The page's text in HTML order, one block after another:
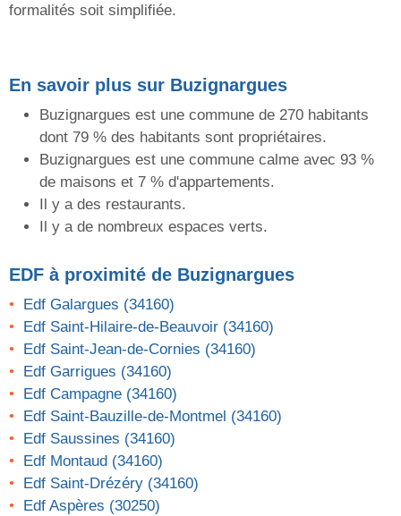
formalités soit simplifiée.
En savoir plus sur Buzignargues
Buzignargues est une commune de 270 habitants
dont 79 % des habitants sont propriétaires.
Buzignargues est une commune calme avec 93 %
de maisons et 7 % d'appartements.
Il y a des restaurants.
Il y a de nombreux espaces verts.
EDF à proximité de Buzignargues
Edf Galargues (34160)
Edf Saint-Hilaire-de-Beauvoir (34160)
Edf Saint-Jean-de-Cornies (34160)
Edf Garrigues (34160)
Edf Campagne (34160)
Edf Saint-Bauzille-de-Montmel (34160)
Edf Saussines (34160)
Edf Montaud (34160)
Edf Saint-Drézéry (34160)
Edf Aspères (30250)